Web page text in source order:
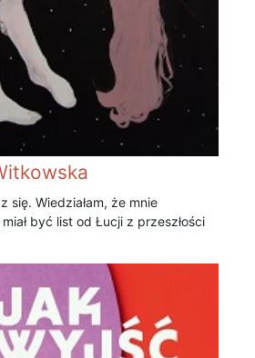
się. Wiedziałam, że mnie
być list od Łucji z przeszłości